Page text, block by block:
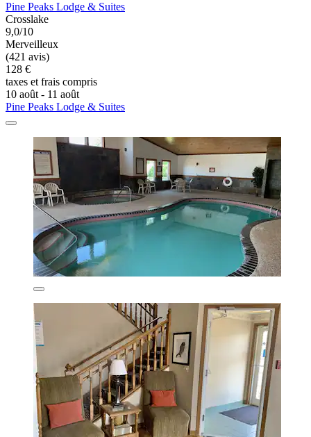
Pine Peaks Lodge & Suites
Crosslake
9,0/10
Merveilleux
(421 avis)
128 €
taxes et frais compris
10 août - 11 août
Pine Peaks Lodge & Suites